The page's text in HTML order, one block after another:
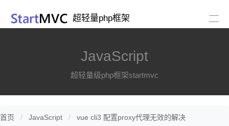
超轻量php框架
JavaScript
超轻量级php框架startmvc
首页 JavaScript vue cli3 配置proxy代理无效的解决